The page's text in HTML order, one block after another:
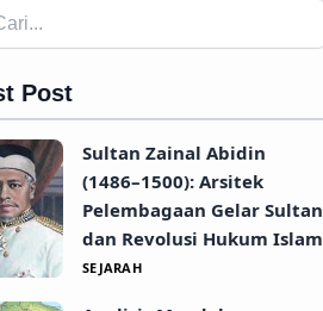
Post
Sultan Zainal Abidin
(1486–1500): Arsitek
Pelembagaan Gelar Sultan
dan Revolusi Hukum Islam
SEJARAH